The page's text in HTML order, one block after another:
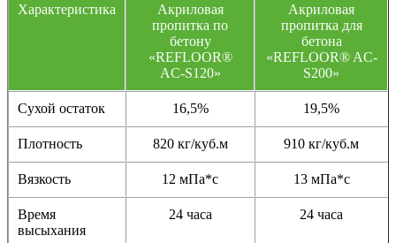
Характеристика
Акриловая
пропитка по
бетону
«REFLOOR®
AC-S120»
Акриловая
пропитка для
бетона
«REFLOOR® AC-
S200»
Сухой остаток 16,5% 19,5%
Плотность 820 кг/куб.м 910 кг/куб.м
Вязкость 12 мПа*с 13 мПа*с
Время
высыхания
24 часа 24 часа